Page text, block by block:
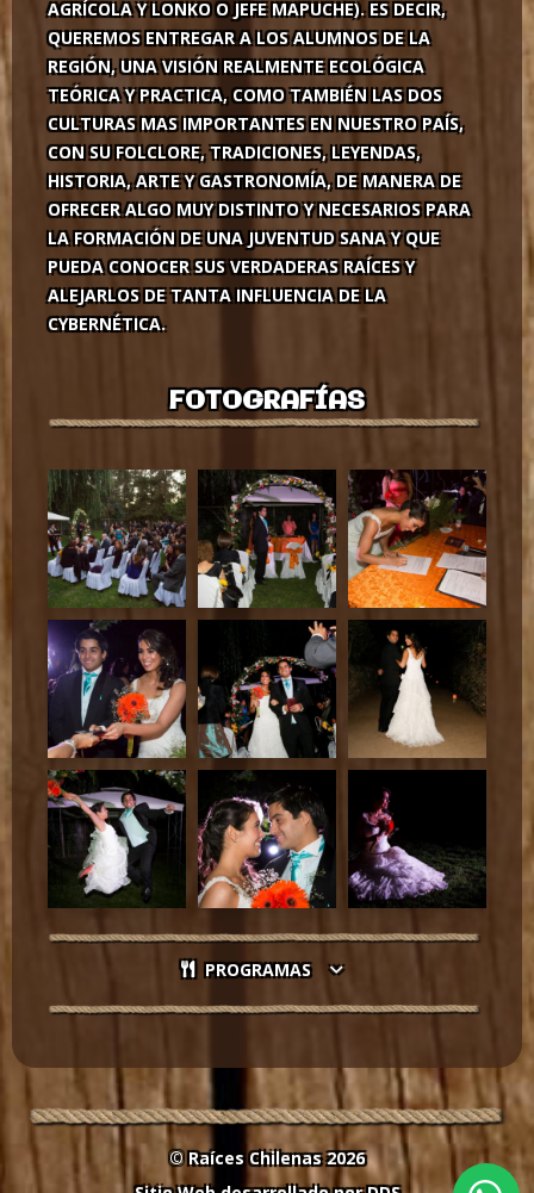
AGRÍCOLA Y LONKO O JEFE MAPUCHE). ES DECIR,
QUEREMOS ENTREGAR A LOS ALUMNOS DE LA
REGIÓN, UNA VISIÓN REALMENTE ECOLÓGICA
TEÓRICA Y PRACTICA, COMO TAMBIÉN LAS DOS
CULTURAS MAS IMPORTANTES EN NUESTRO PAÍS,
CON SU FOLCLORE, TRADICIONES, LEYENDAS,
HISTORIA, ARTE Y GASTRONOMÍA, DE MANERA DE
OFRECER ALGO MUY DISTINTO Y NECESARIOS PARA
LA FORMACIÓN DE UNA JUVENTUD SANA Y QUE
PUEDA CONOCER SUS VERDADERAS RAÍCES Y
ALEJARLOS DE TANTA INFLUENCIA DE LA
CYBERNÉTICA.
FOTOGRAFÍAS
PROGRAMAS
© Raíces Chilenas 2026